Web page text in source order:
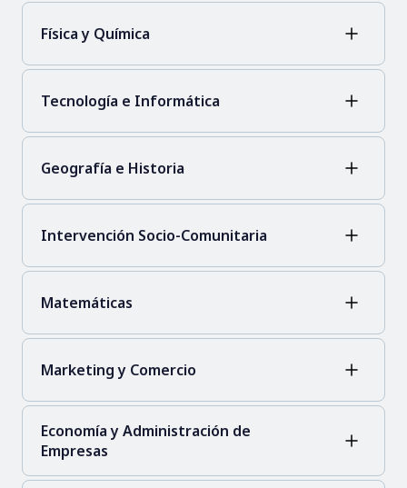
Física y Química
Tecnología e Informática
Geografía e Historia
Intervención Socio-Comunitaria
Matemáticas
Marketing y Comercio
Economía y Administración de
Empresas